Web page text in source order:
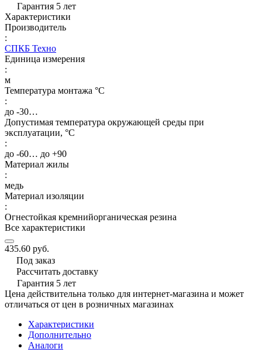
Гарантия 5 лет
Характеристики
Производитель
:
СПКБ Техно
Единица измерения
:
м
Температура монтажа °C
:
до -30…
Допустимая температура окружающей среды при
эксплуатации, °C
:
до -60… до +90
Материал жилы
:
медь
Материал изоляции
:
Огнестойкая кремнийорганическая резина
Все характеристики
435.60 руб.
Под заказ
Рассчитать доставку
Гарантия 5 лет
Цена действительна только для интернет-магазина и может
отличаться от цен в розничных магазинах
Характеристики
Дополнительно
Аналоги